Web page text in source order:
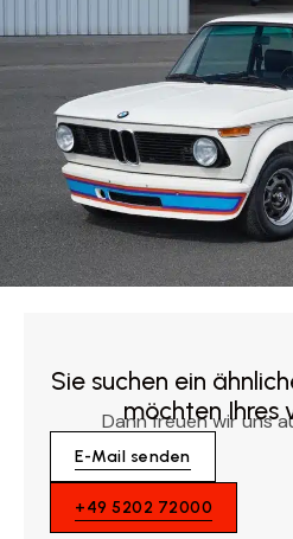
Sie suchen ein
möchten Ihres
Dann freuen wir uns
E-Mail senden
+49 5202 72000